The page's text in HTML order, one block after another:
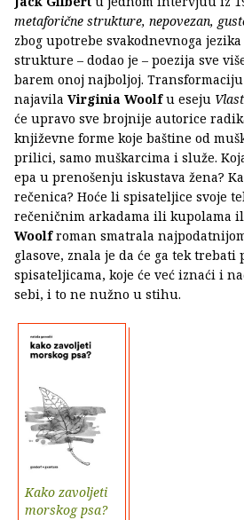
metaforične strukture, nepovezan,
zbog upotrebe svakodnevnoga
strukture – dodao je – poezija sve
barem onoj najboljoj. Transformaciju
najavila Virginia Woolfu eseju
će upravo sve brojnije autorice
književne forme koje baštine od
prilici, samo muškarcima i služe.
epa u prenošenju iskustava žena?
rečenica? Hoće li spisateljice svoje
rečeničnim arkadama ili kupolama
Woolfroman smatrala
glasove, znala je da će ga tek
spisateljicama, koje će već iznaći i
sebi, i to ne nužno u stihu.
Kako zavoljeti
morskog psa?